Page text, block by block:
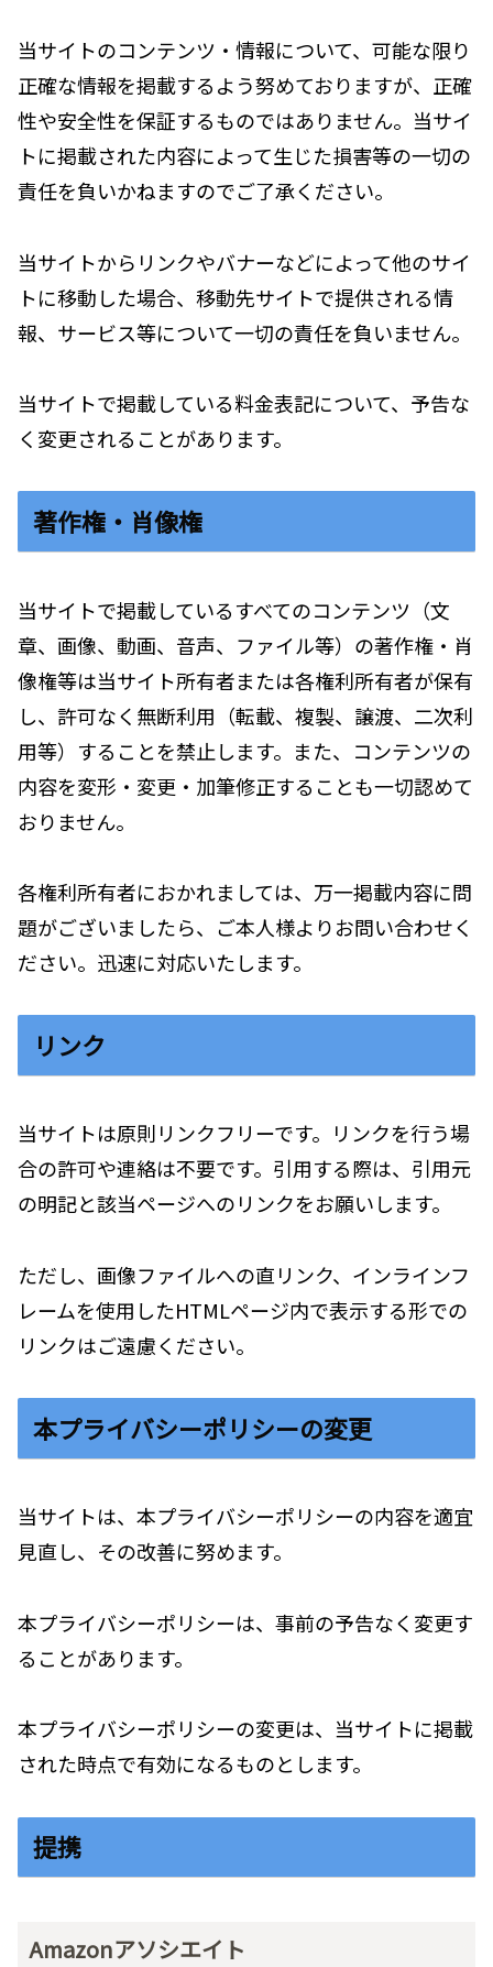
当サイトのコンテンツ・情報について、可能な限り
正確な情報を掲載するよう努めておりますが、正確
性や安全性を保証するものではありません。当サイ
トに掲載された内容によって生じた損害等の一切の
責任を負いかねますのでご了承ください。
当サイトからリンクやバナーなどによって他のサイ
トに移動した場合、移動先サイトで提供される情
報、サービス等について一切の責任を負いません。
当サイトで掲載している料金表記について、予告な
く変更されることがあります。
著作権・肖像権
当サイトで掲載しているすべてのコンテンツ（文
章、画像、動画、音声、ファイル等）の著作権・肖
像権等は当サイト所有者または各権利所有者が保有
し、許可なく無断利用（転載、複製、譲渡、二次利
用等）することを禁止します。また、コンテンツの
内容を変形・変更・加筆修正することも一切認めて
おりません。
各権利所有者におかれましては、万一掲載内容に問
題がございましたら、ご本人様よりお問い合わせく
ださい。迅速に対応いたします。
リンク
当サイトは原則リンクフリーです。リンクを行う場
合の許可や連絡は不要です。引用する際は、引用元
の明記と該当ページへのリンクをお願いします。
ただし、画像ファイルへの直リンク、インラインフ
レームを使用したHTMLページ内で表示する形での
リンクはご遠慮ください。
本プライバシーポリシーの変更
当サイトは、本プライバシーポリシーの内容を適宜
見直し、その改善に努めます。
本プライバシーポリシーは、事前の予告なく変更す
ることがあります。
本プライバシーポリシーの変更は、当サイトに掲載
された時点で有効になるものとします。
提携
Amazonアソシエイト